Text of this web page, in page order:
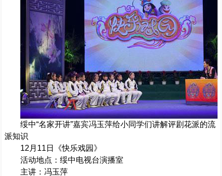
绥中“名家开讲”嘉宾冯玉萍给小同学们讲解评剧花派的流
派知识
12月11日《快乐戏园》
活动地点：绥中电视台演播室
主讲：冯玉萍